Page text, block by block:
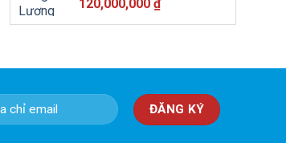
120,000,000 ₫
120,000,000 ₫.